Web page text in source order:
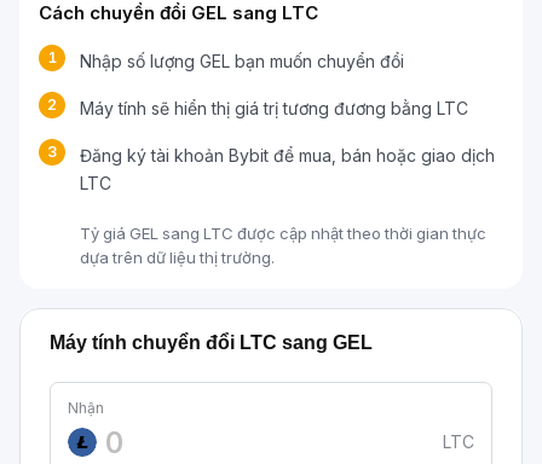
Cách chuyển đổi GEL sang LTC
1 Nhập số lượng GEL bạn muốn chuyển đổi
2 Máy tính sẽ hiển thị giá trị tương đương bằng LTC
3
Đăng ký tài khoản Bybit để mua, bán hoặc giao dịch
LTC
Tỷ giá GEL sang LTC được cập nhật theo thời gian thực
dựa trên dữ liệu thị trường.
Máy tính chuyển đổi LTC sang GEL
Nhận
LTC